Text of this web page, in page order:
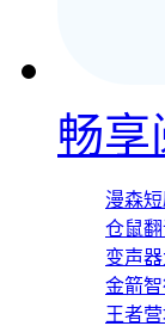
畅享
漫森
仓鼠
变声
金箭
王者